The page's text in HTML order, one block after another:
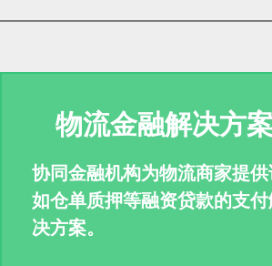
物流金融解决方
协同金融机构为物流商家提供
如仓单质押等融资贷款的支付
决方案。